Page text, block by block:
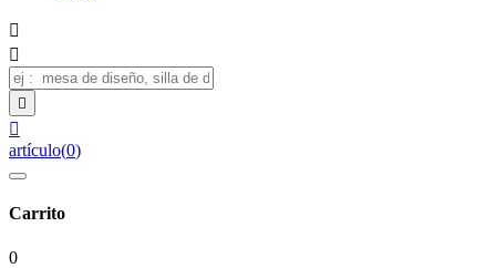




artículo(0)
Carrito
0